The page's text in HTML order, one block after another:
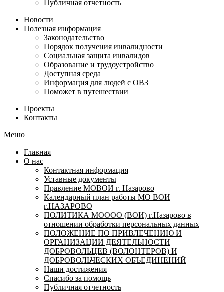
Публичная отчетность
Новости
Полезная информация
Законодательство
Порядок получения инвалидности
Социальная защита инвалидов
Образование и трудоустройство
Доступная среда
Информация для людей с ОВЗ
Поможет в путешествии
Проекты
Контакты
Меню
Главная
О нас
Контактная информация
Уставные документы
Правление МОВОИ г. Назарово
Календарный план работы МО ВОИ
г.НАЗАРОВО
ПОЛИТИКА МОООО (ВОИ) г.Назарово в
отношении обработки персональных данных
ПОЛОЖЕНИЕ ПО ПРИВЛЕЧЕНИЮ И
ОРГАНИЗАЦИИ ДЕЯТЕЛЬНОСТИ
ДОБРОВОЛЬЦЕВ (ВОЛОНТЕРОВ) И
ДОБРОВОЛЬЧЕСКИХ ОБЪЕДИНЕНИЙ
Наши достижения
Спасибо за помощь
Публичная отчетность